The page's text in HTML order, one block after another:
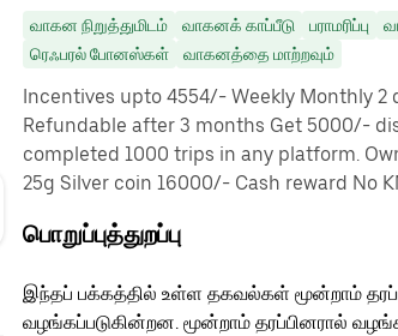
வாகன நிறுத்துமிடம் வாகனக் காப்பீடு பராமரிப்பு
ரெஃபரல் போனஸ்கள்
வாகனத்தை மாற்றவும்
Incentives upto 4554/- Weekly Monthly 2
Refundable after 3 months Get 5000/-
completed 1000 trips in any platform.
25g Silver coin 16000/- Cash reward No
பொறுப்புத்துறப்பு
இந்தப் பக்கத்தில் உள்ள தகவல்கள் மூன்றாம்
வழங்கப்படுகின்றன. மூன்றாம் தரப்பினரால்